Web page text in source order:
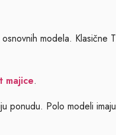
modela. Klasične
majice.
ponudu. Polo modeli